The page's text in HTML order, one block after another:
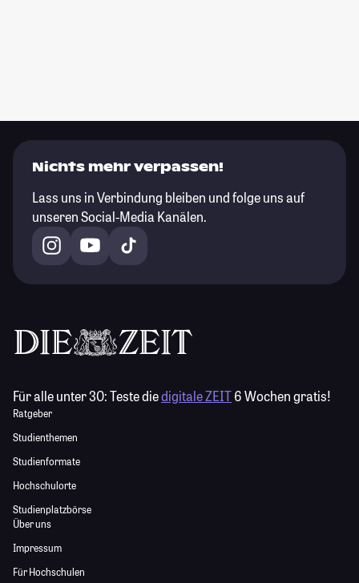
Nichts mehr verpassen!
Lass uns in Verbindung bleiben und folge uns auf
unseren Social-Media Kanälen.
Für alle unter 30:Teste diedigitale ZEIT6 Wochen gratis!
Ratgeber
Studienthemen
Studienformate
Hochschulorte
Studienplatzbörse
Über uns
Impressum
Für Hochschulen